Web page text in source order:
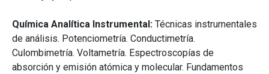
Química Analítica Instrumental: Técnicas instrumentales
de análisis. Potenciometría. Conductimetría.
Culombimetría. Voltametría. Espectroscopías de
absorción y emisión atómica y molecular. Fundamentos